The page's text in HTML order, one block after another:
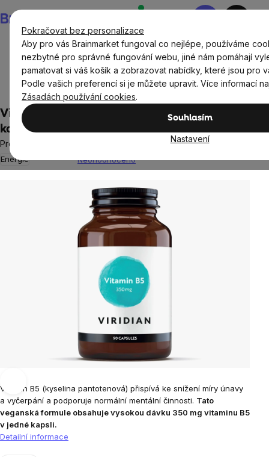
Pokračovat bez personalizace
Aby pro vás Brainmarket fungoval co nejlépe, používáme
nezbytné pro správné fungování webu, jiné nám pomáhají
pamatovat si váš košík a zobrazovat nabídky, které jsou pro
Podle vašich preferencí si je můžete upravit. Více informací
Zásadách používání cookies.
Souhlasím
Nastavení
na
obsah
Nákupní
Doplňky stravy a výživa
Vitamíny a multivitamíny
Vitamín B
Vitamín B5
Viridian Vitamin B5, 350 mg, 90 vegan
kapslí
Pro podporu metabolismu
Energie Neohodnoceno
Vitamin B5 (kyselina pantotenová) přispívá ke snížení míry únavy
a vyčerpání a podporuje normální mentální činnosti. Tato
veganská formule obsahuje vysokou dávku 350 mg vitaminu B5
v jedné kapsli.
Detailní informace